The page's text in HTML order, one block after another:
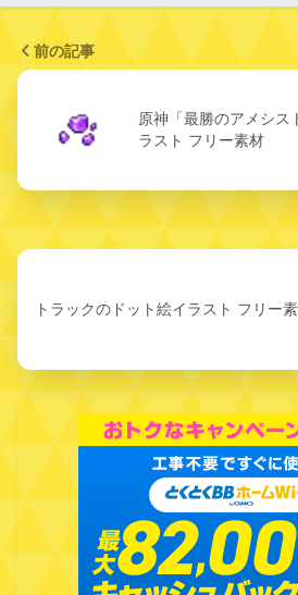
前の記事
原神「最勝のアメシス
ラスト フリー素材
トラックのドット絵イラスト フリー